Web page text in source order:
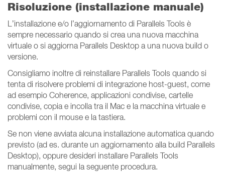
Risoluzione (installazione manuale)
L’installazione e/o l’aggiornamento di Parallels Tools è
sempre necessario quando si crea una nuova macchina
virtuale o si aggiorna Parallels Desktop a una nuova build o
versione.
Consigliamo inoltre di reinstallare Parallels Tools quando si
tenta di risolvere problemi di integrazione host-guest, come
ad esempio Coherence, applicazioni condivise, cartelle
condivise, copia e incolla tra il Mac e la macchina virtuale e
problemi con il mouse e la tastiera.
Se non viene avviata alcuna installazione automatica quando
previsto (ad es. durante un aggiornamento alla build Parallels
Desktop), oppure desideri installare Parallels Tools
manualmente, segui la seguente procedura.